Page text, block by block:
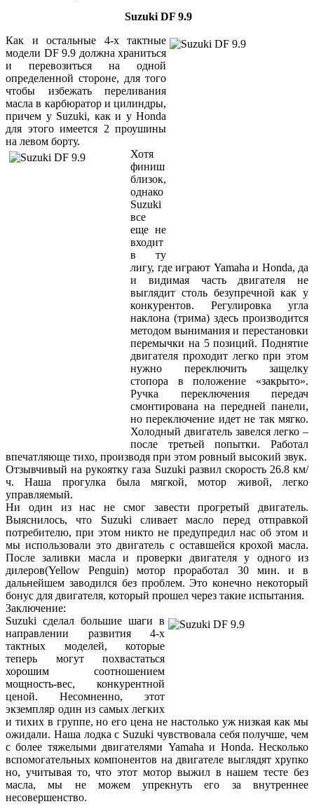
Suzuki DF 9.9
Как и остальные 4-х тактные
модели DF 9.9 должна храниться
и перевозиться на одной
определенной стороне, для того
чтобы избежать переливания
масла в карбюратор и цилиндры,
причем у Suzuki, как и у Honda
для этого имеется 2 проушины
на левом борту.
Хотя
финиш
близок,
однако
Suzuki
все
еще не
входит
в ту
лигу, где играют Yamaha и Honda, да
и видимая часть двигателя не
выглядит столь безупречной как у
конкурентов. Регулировка угла
наклона (трима) здесь производится
методом вынимания и перестановки
перемычки на 5 позиций. Поднятие
двигателя проходит легко при этом
нужно переключить защелку
стопора в положение «закрыто».
Ручка переключения передач
смонтирована на передней панели,
но переключение идет не так мягко.
Холодный двигатель завелся легко –
после третьей попытки. Работал
впечатляюще тихо, производя при этом ровный высокий звук.
Отзывчивый на рукоятку газа Suzuki развил скорость 26.8 км/
ч. Наша прогулка была мягкой, мотор живой, легко
управляемый.
Ни один из нас не смог завести прогретый двигатель.
Выяснилось, что Suzuki сливает масло перед отправкой
потребителю, при этом никто не предупредил нас об этом и
мы использовали это двигатель с оставшейся крохой масла.
После заливки масла и проверки двигателя у одного из
дилеров(Yellow Penguin) мотор проработал 30 мин. и в
дальнейшем заводился без проблем. Это конечно некоторый
бонус для двигателя, который прошел через такие испытания.
Заключение:
Suzuki сделал большие шаги в
направлении развития 4-х
тактных моделей, которые
теперь могут похвастаться
хорошим соотношением
мощность-вес, конкурентной
ценой. Несомненно, этот
экземпляр один из самых легких
и тихих в группе, но его цена не настолько уж низкая как мы
ожидали. Наша лодка с Suzuki чувствовала себя получше, чем
с более тяжелыми двигателями Yamaha и Honda. Несколько
вспомогательных компонентов на двигателе выглядят хрупко
но, учитывая то, что этот мотор выжил в нашем тесте без
масла, мы не можем упрекнуть его за внутреннее
несовершенство.